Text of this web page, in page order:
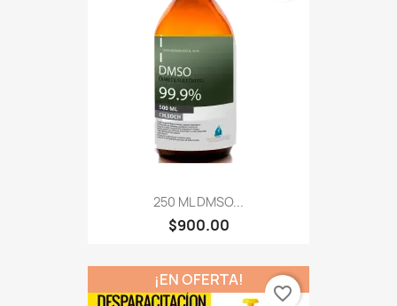
250 ML DMSO...
$900.00
¡EN OFERTA!
favorite_border